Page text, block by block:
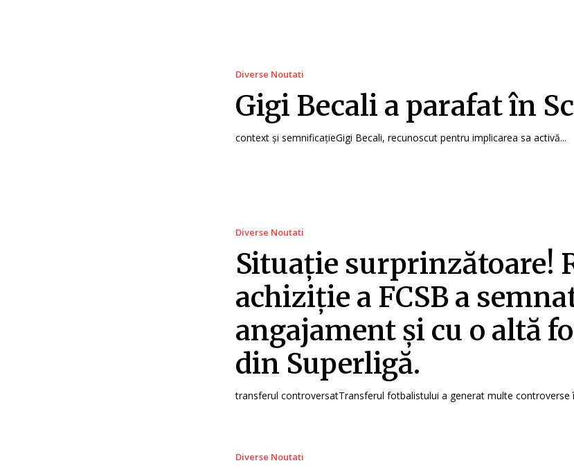
Diverse Noutati
Gigi Becali a parafat în
context și semnificațieGigi Becali, recunoscut pentru implicarea sa activă...
Diverse Noutati
Situație surprinzătoare!
achiziție a FCSB a
angajament și cu o altă
din Superligă.
transferul controversatTransferul fotbalistului a generat multe controverse
Diverse Noutati